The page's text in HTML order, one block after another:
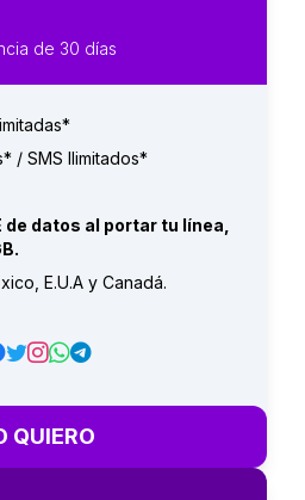
de 30 días
/ SMS Ilimitados*
de datos al portar tu línea,
E.U.A y Canadá.
QUIERO